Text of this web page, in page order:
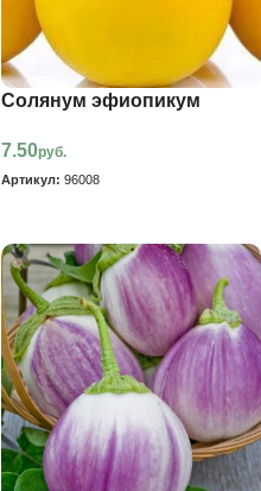
Солянум эфиопикум
7.50руб.
Артикул: 96008